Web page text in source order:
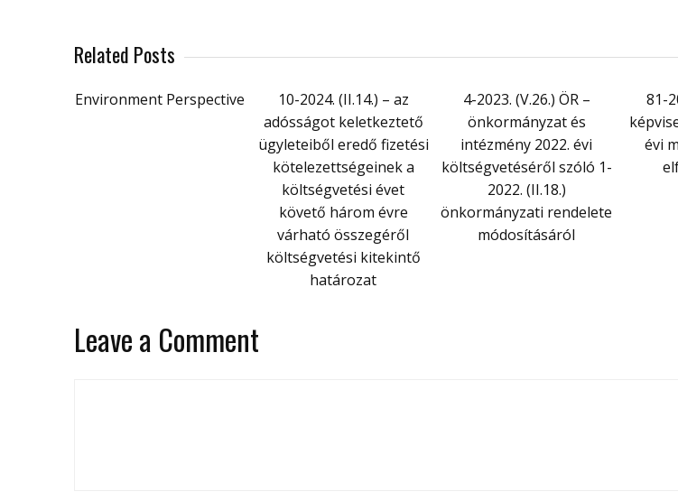
Related Posts
Environment Perspective
10-2024. (II.14.) – az
adósságot keletkeztető
ügyleteiből eredő fizetési
kötelezettségeinek a
költségvetési évet
követő három évre
várható összegéről
költségvetési kitekintő
határozat
4-2023. (V.26.) ÖR –
önkormányzat és
intézmény 2022. évi
költségvetéséről szóló 1-
2022. (II.18.)
önkormányzati rendelete
módosításáról
81-
évi
Leave a Comment